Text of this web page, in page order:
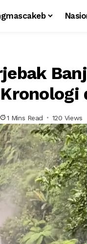
1 Mins Read 120 Views